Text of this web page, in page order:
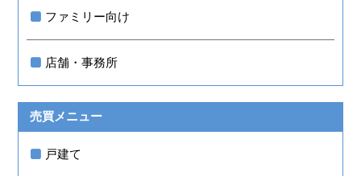
ファミリー向け
店舗・事務所
売買メニュー
戸建て